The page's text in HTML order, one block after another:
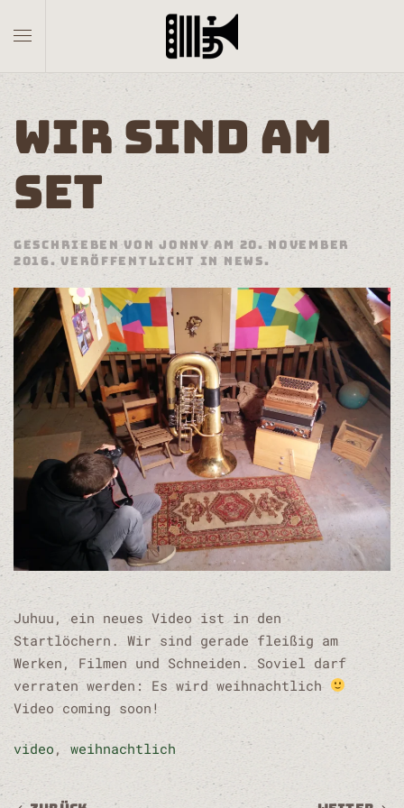
Skip to main content
WIR SIND AM
SET
GESCHRIEBEN VONJONNY AM 20. NOVEMBER
2016. VERÖFFENTLICHT IN NEWS.
Juhuu, ein neues Video ist in den
Startlöchern. Wir sind gerade fleißig am
Werken, Filmen und Schneiden. Soviel darf
verraten werden: Es wird weihnachtlich
Video coming soon!
video , weihnachtlich